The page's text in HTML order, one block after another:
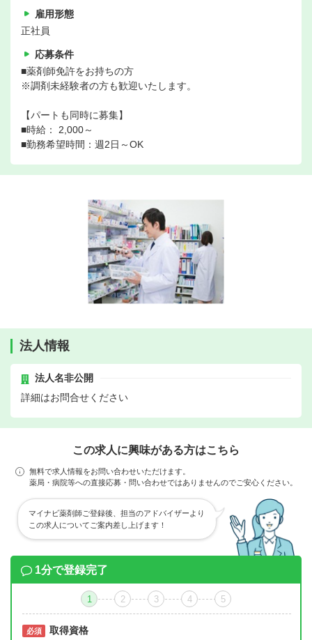
雇用形態
正社員
応募条件
■薬剤師免許をお持ちの方
※調剤未経験者の方も歓迎いたします。
【パートも同時に募集】
■時給： 2,000～
■勤務希望時間：週2日～OK
法人情報
法人名非公開
詳細はお問合せください
この求人に興味がある方はこちら
無料で求人情報をお問い合わせいただけます。
薬局・病院等への直接応募・問い合わせではありませんのでご安心ください。
マイナビ薬剤師ご登録後、担当のアドバイザーより
この求人についてご案内差し上げます！
1分で登録完了
1 2 3 4 5
必須 取得資格